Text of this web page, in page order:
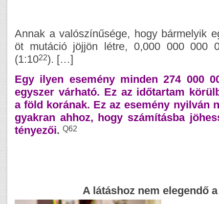
Annak a valószínűsége, hogy bármelyik
öt mutáció jöjjön létre, 0,000 000 000
(1:1022). […]
Egy ilyen esemény minden 274 000
egyszer várható. Ez az időtartam
a föld korának. Ez az esemény nyilván
gyakran ahhoz, hogy számításba
tényezői. Q62
A látáshoz nem elegendő